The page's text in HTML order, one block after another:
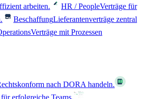
arbeiten. HR / PeopleVerträge für
BeschaffungLieferantenverträge zentral
Verträge mit Prozessen
nach DORA handeln.
erfolgreiche Teams.